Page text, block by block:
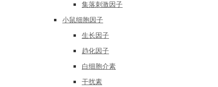
集落刺激因子
小鼠细胞因子
生长因子
趋化因子
白细胞介素
干扰素